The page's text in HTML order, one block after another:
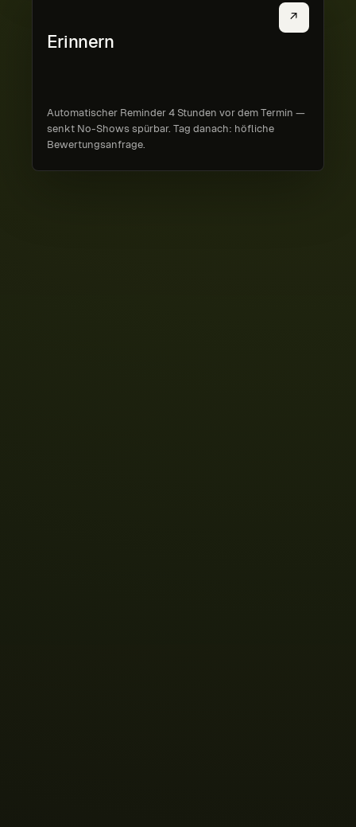
↗
Erinnern
Automatischer Reminder 4 Stunden vor dem Termin —
senkt No-Shows spürbar. Tag danach: höfliche
Bewertungs­anfrage.